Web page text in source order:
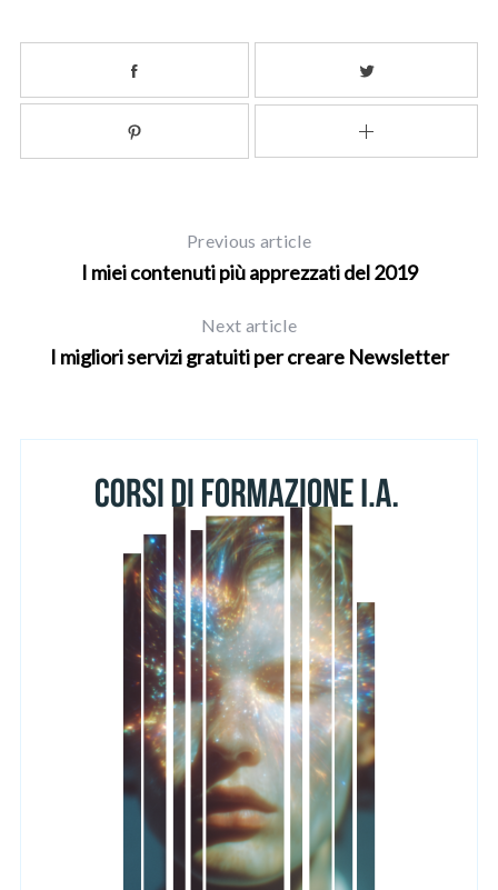
Previous article
I miei contenuti più apprezzati del 2019
Next article
I migliori servizi gratuiti per creare Newsletter